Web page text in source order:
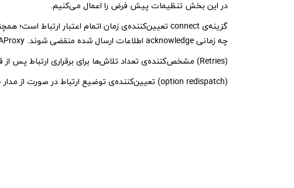
در این بخش تنظیمات پیش فرض را اعمال می‌کنیم.
چه زمانی acknowledge اطلاعات ارسال شده منقضی شوند. HAProxy پیشنهاد می‌کند که این 2 مقدار با هم برابر باشند.
(Retries) مشخص‌کننده‌ی تعداد تلاش‌ها برای برقراری ارتباط پس از قطع ارتباط به صورت اتفاقی است.
(option redispatch) تعیین‌کننده‌ی توضیع ارتباط در صورت از مدار خارج شدن یک سرور است.